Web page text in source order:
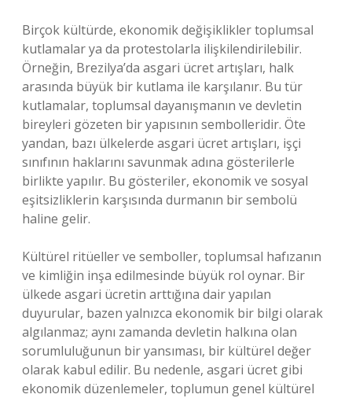
Birçok kültürde, ekonomik değişiklikler toplumsal
kutlamalar ya da protestolarla ilişkilendirilebilir.
Örneğin, Brezilya’da asgari ücret artışları, halk
arasında büyük bir kutlama ile karşılanır. Bu tür
kutlamalar, toplumsal dayanışmanın ve devletin
bireyleri gözeten bir yapısının sembolleridir. Öte
yandan, bazı ülkelerde asgari ücret artışları, işçi
sınıfının haklarını savunmak adına gösterilerle
birlikte yapılır. Bu gösteriler, ekonomik ve sosyal
eşitsizliklerin karşısında durmanın bir sembolü
haline gelir.
Kültürel ritüeller ve semboller, toplumsal hafızanın
ve kimliğin inşa edilmesinde büyük rol oynar. Bir
ülkede asgari ücretin arttığına dair yapılan
duyurular, bazen yalnızca ekonomik bir bilgi olarak
algılanmaz; aynı zamanda devletin halkına olan
sorumluluğunun bir yansıması, bir kültürel değer
olarak kabul edilir. Bu nedenle, asgari ücret gibi
ekonomik düzenlemeler, toplumun genel kültürel